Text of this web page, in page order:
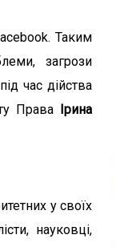
Таким
загрози
час дійства
Права Ірина
у своїх
науковці,